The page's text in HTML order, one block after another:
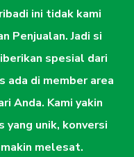
ini tidak kami
Penjualan. Jadi si
spesial dari
ada di member area
Anda. Kami yakin
yang unik, konversi
melesat.